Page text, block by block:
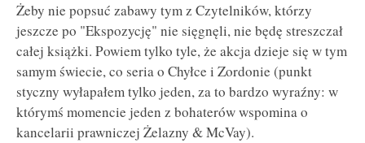
Żeby nie popsuć zabawy tym z Czytelników, którzy
jeszcze po "Ekspozycję" nie sięgnęli, nie będę streszczał
całej książki. Powiem tylko tyle, że akcja dzieje się w tym
samym świecie, co seria o Chyłce i Zordonie (punkt
styczny wyłapałem tylko jeden, za to bardzo wyraźny: w
którymś momencie jeden z bohaterów wspomina o
kancelarii prawniczej Żelazny & McVay).